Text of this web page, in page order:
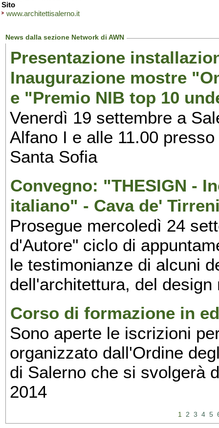
Sito
www.architettisalerno.it
News dalla sezione Network di AWN
Presentazione
Inaugurazione mostre
e "Premio NIB top 10
Venerdì 19 settembre a
Alfano I e alle 11.00
Santa Sofia
Convegno: "THESIGN -
italiano" - Cava de'
Prosegue mercoledì 24
d'Autore" ciclo di
le testimonianze di alcuni
dell'architettura, del
Corso di formazione in
Sono aperte le iscrizioni
organizzato dall'Ordine
di Salerno che si svolgerà
2014
1 2 3 4 5